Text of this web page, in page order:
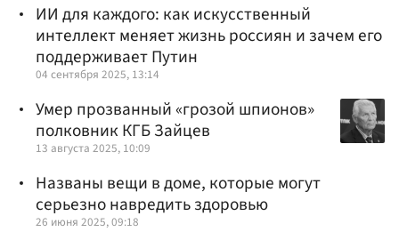
ИИ для каждого: как искусственный
интеллект меняет жизнь россиян и зачем его
поддерживает Путин
04 сентября 2025, 13:14
Умер прозванный «грозой шпионов»
полковник КГБ Зайцев
13 августа 2025, 10:09
Названы вещи в доме, которые могут
серьезно навредить здоровью
26 июня 2025, 09:18